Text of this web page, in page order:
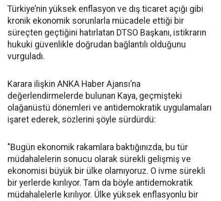
Türkiye’nin yüksek enflasyon ve dış ticaret açığı gibi
kronik ekonomik sorunlarla mücadele ettiği bir
süreçten geçtiğini hatırlatan DTSO Başkanı, istikrarın
hukuki güvenlikle doğrudan bağlantılı olduğunu
vurguladı.
Karara ilişkin ANKA Haber Ajansı’na
değerlendirmelerde bulunan Kaya, geçmişteki
olağanüstü dönemleri ve antidemokratik uygulamaları
işaret ederek, sözlerini şöyle sürdürdü:
"Bugün ekonomik rakamlara baktığınızda, bu tür
müdahalelerin sonucu olarak sürekli gelişmiş ve
ekonomisi büyük bir ülke olamıyoruz. O ivme sürekli
bir yerlerde kırılıyor. Tam da böyle antidemokratik
müdahalelerle kırılıyor. Ülke yüksek enflasyonlu bir